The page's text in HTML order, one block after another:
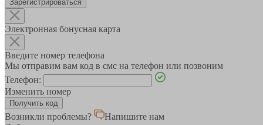
Зарегистрироваться
Электронная бонусная карта
Введите номер телефона
Мы отправим вам код в смс на телефон или позвоним
Телефон:
Изменить номер
Возникли проблемы?
Напишите нам